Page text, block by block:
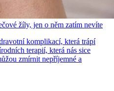
žíly, jen o něm zatím nevíte
komplikací, která trápí
terapií, která nás sice
zmírnit nepříjemné a